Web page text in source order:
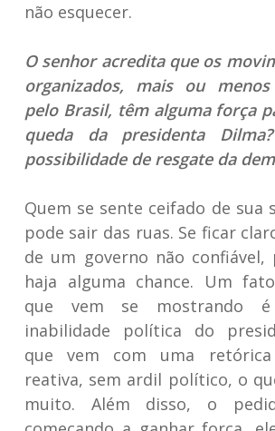
não esquecer.
O senhor acredita que os
organizados, mais ou
pelo Brasil, têm alguma força
queda da presidenta
possibilidade de resgate da
Quem se sente ceifado de sua
pode sair das ruas. Se ficar
de um governo não confiável,
haja alguma chance. Um
que vem se mostrando
inabilidade política do
que vem com uma
reativa, sem ardil político, o
muito. Além disso, o